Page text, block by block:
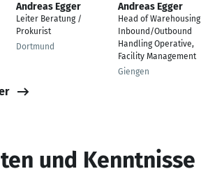
Andreas Egger
Leiter Beratung /
Prokurist
Dortmund
Andreas Egger
Head of Warehousing
Inbound/Outbound
Handling Operative,
Facility Management
Giengen
und Kenntnisse